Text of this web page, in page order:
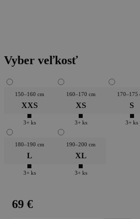
Vyber veľkosť
150–160 cm
XXS
3+ ks
160–170 cm
XS
3+ ks
170–175
S
3+ ks
180–190 cm
L
3+ ks
190–200 cm
XL
3+ ks
69 €